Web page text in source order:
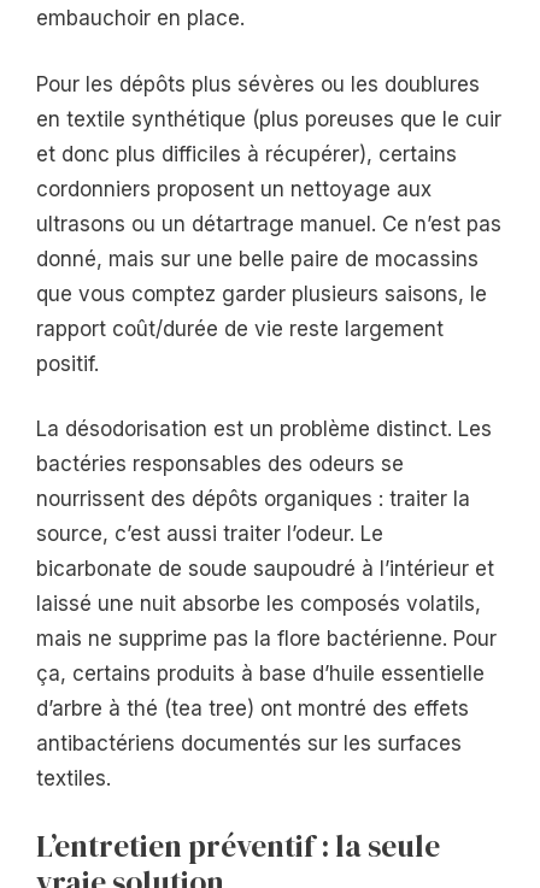
embauchoir en place.
Pour les dépôts plus sévères ou les doublures
en textile synthétique (plus poreuses que le cuir
et donc plus difficiles à récupérer), certains
cordonniers proposent un nettoyage aux
ultrasons ou un détartrage manuel. Ce n’est pas
donné, mais sur une belle paire de mocassins
que vous comptez garder plusieurs saisons, le
rapport coût/durée de vie reste largement
positif.
La désodorisation est un problème distinct. Les
bactéries responsables des odeurs se
nourrissent des dépôts organiques : traiter la
source, c’est aussi traiter l’odeur. Le
bicarbonate de soude saupoudré à l’intérieur et
laissé une nuit absorbe les composés volatils,
mais ne supprime pas la flore bactérienne. Pour
ça, certains produits à base d’huile essentielle
d’arbre à thé (tea tree) ont montré des effets
antibactériens documentés sur les surfaces
textiles.
L’entretien préventif : la seule